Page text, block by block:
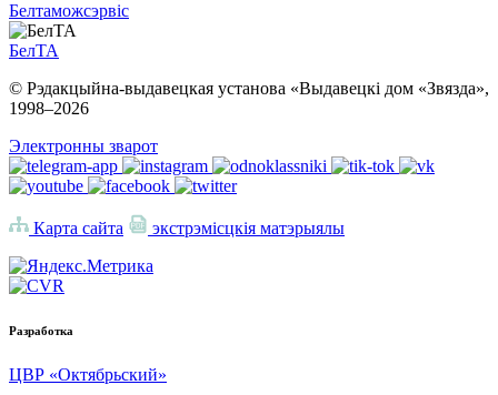
Белтаможсэрвіс
БелТА
© Рэдакцыйна-выдавецкая установа «Выдавецкі дом «Звязда»,
1998–2026
Электронны зварот
Карта сайта экстрэмісцкія матэрыялы
Разработка
ЦВР «Октябрьский»